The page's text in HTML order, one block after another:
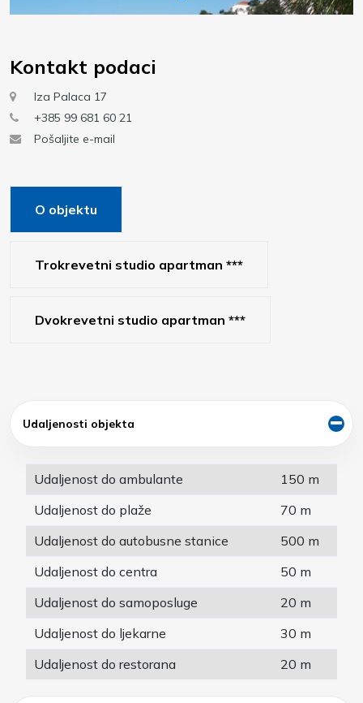
Kontakt podaci
Iza Palaca 17
+385 99 681 60 21
Pošaljite e-mail
O objektu
Trokrevetni studio apartman ***
Dvokrevetni studio apartman ***
Udaljenosti objekta
Udaljenost do ambulante
150 m
Udaljenost do plaže
70 m
Udaljenost do autobusne stanice
500 m
Udaljenost do centra
50 m
Udaljenost do samoposluge
20 m
Udaljenost do ljekarne
30 m
Udaljenost do restorana
20 m